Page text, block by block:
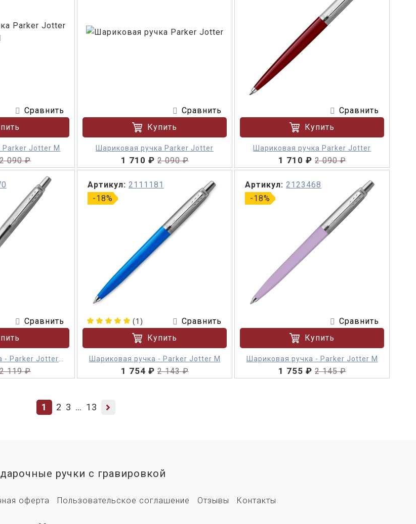
Сравнить
Parker Jotter M
2 090 ₽
Сравнить
Купить
Шариковая ручка Parker Jotter
1 710 ₽ 2 090 ₽
Сравнить
Купить
Шариковая ручка Parker Jotter
1 710 ₽ 2 090 ₽
Сравнить
- Parker Jotter
СT
2 119 ₽
-18%
Артикул: 2111181
(1)
Сравнить
Купить
Шариковая ручка - Parker Jotter M
1 754 ₽ 2 143 ₽
-18%
Артикул: 2123468
Сравнить
Купить
Шариковая ручка - Parker Jotter M
1 755 ₽ 2 145 ₽
1 2 3 … 13
ручки с гравировкой
оферта Пользовательское соглашение Отзывы Контакты